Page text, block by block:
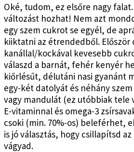
Oké, tudom, ez elsőre nagy
változást hozhat! Nem azt
egy szem cukrot se egyél, de
kiiktatni az étrendedből. Először
kanállal/kockával kevesebb
válaszd a barnát, fehér kenyér
kiőrlésűt, délutáni nasi gyanánt
egy-két datolyát és néhány
vagy mandulát (ez utóbbiak tele
E-vitaminnal és omega-3
csoki (min. 70%-os) beleférhet,
is jó választás, hogy csillapítsd
vágyad.